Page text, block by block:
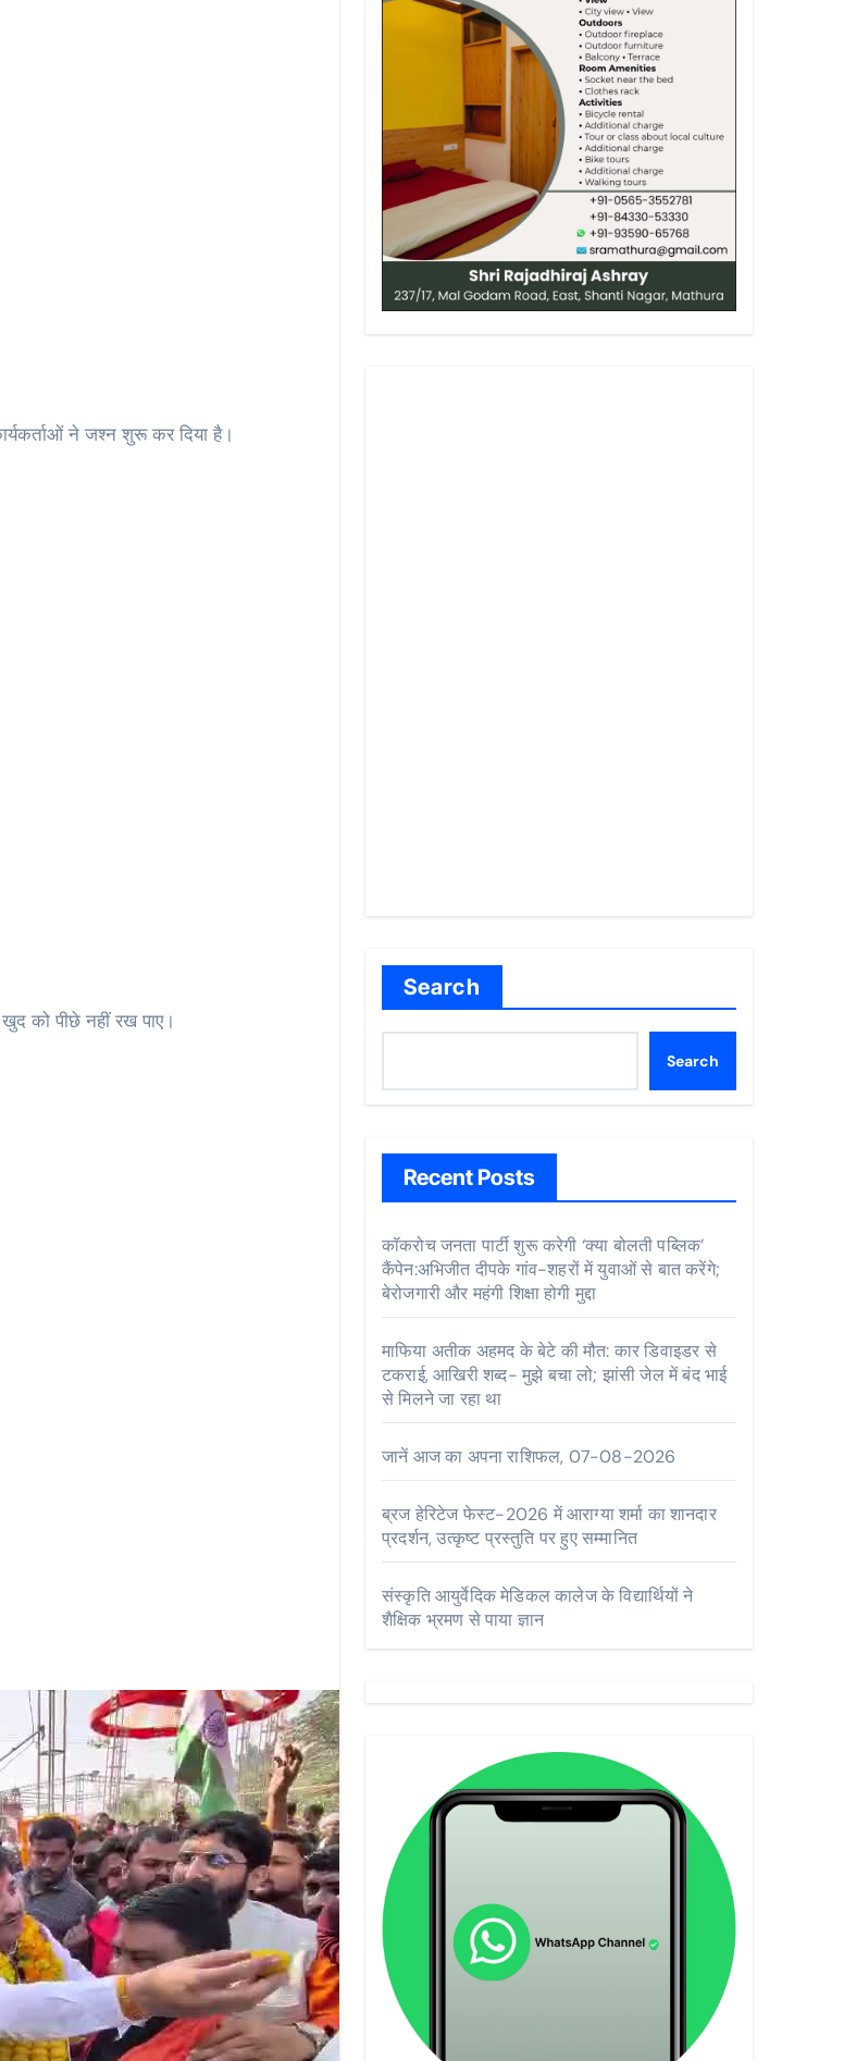
ने जश्न शुरू कर दिया है।
को पीछे नहीं रख पाए।
Search
Search
Recent Posts
कॉकरोच जनता पार्टी शुरू करेगी ‘क्या बोलती पब्लिक’
कैंपेन:अभिजीत दीपके गांव-शहरों में युवाओं से बात करेंगे;
बेरोजगारी और महंगी शिक्षा होगी मुद्दा
माफिया अतीक अहमद के बेटे की मौत: कार डिवाइडर से
टकराई, आखिरी शब्द- मुझे बचा लो; झांसी जेल में बंद भाई
से मिलने जा रहा था
जानें आज का अपना राशिफल, 07-08-2026
ब्रज हेरिटेज फेस्ट-2026 में आराग्या शर्मा का शानदार
प्रदर्शन, उत्कृष्ट प्रस्तुति पर हुए सम्मानित
संस्कृति आयुर्वेदिक मेडिकल कालेज के विद्यार्थियों ने
शैक्षिक भ्रमण से पाया ज्ञान